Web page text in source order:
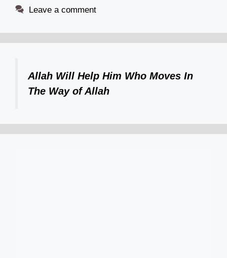
Leave a comment
Allah Will Help Him Who Moves In
The Way of Allah